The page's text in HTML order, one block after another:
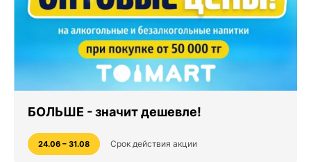
БОЛЬШЕ - значит дешевле!
24.06 – 31.08 Срок действия акции